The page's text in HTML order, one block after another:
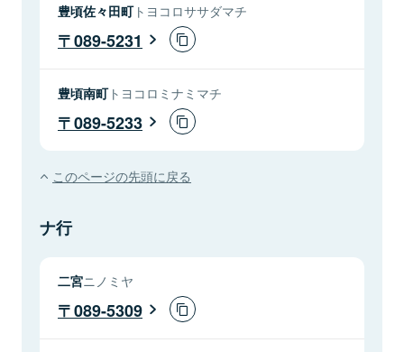
豊頃佐々田町トヨコロササダマチ
089-5231
豊頃南町トヨコロミナミマチ
089-5233
このページの先頭に戻る
ナ行
二宮ニノミヤ
089-5309